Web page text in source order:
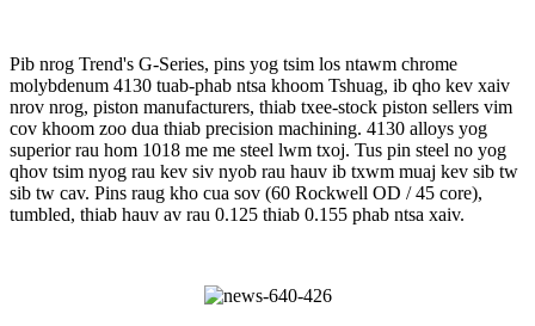
Pib nrog Trend's G-Series, pins yog tsim los ntawm chrome
molybdenum 4130 tuab-phab ntsa khoom Tshuag, ib qho kev xaiv
nrov nrog, piston manufacturers, thiab txee-stock piston sellers vim
cov khoom zoo dua thiab precision machining. 4130 alloys yog
superior rau hom 1018 me me steel lwm txoj. Tus pin steel no yog
qhov tsim nyog rau kev siv nyob rau hauv ib txwm muaj kev sib tw
sib tw cav. Pins raug kho cua sov (60 Rockwell OD / 45 core),
tumbled, thiab hauv av rau 0.125 thiab 0.155 phab ntsa xaiv.